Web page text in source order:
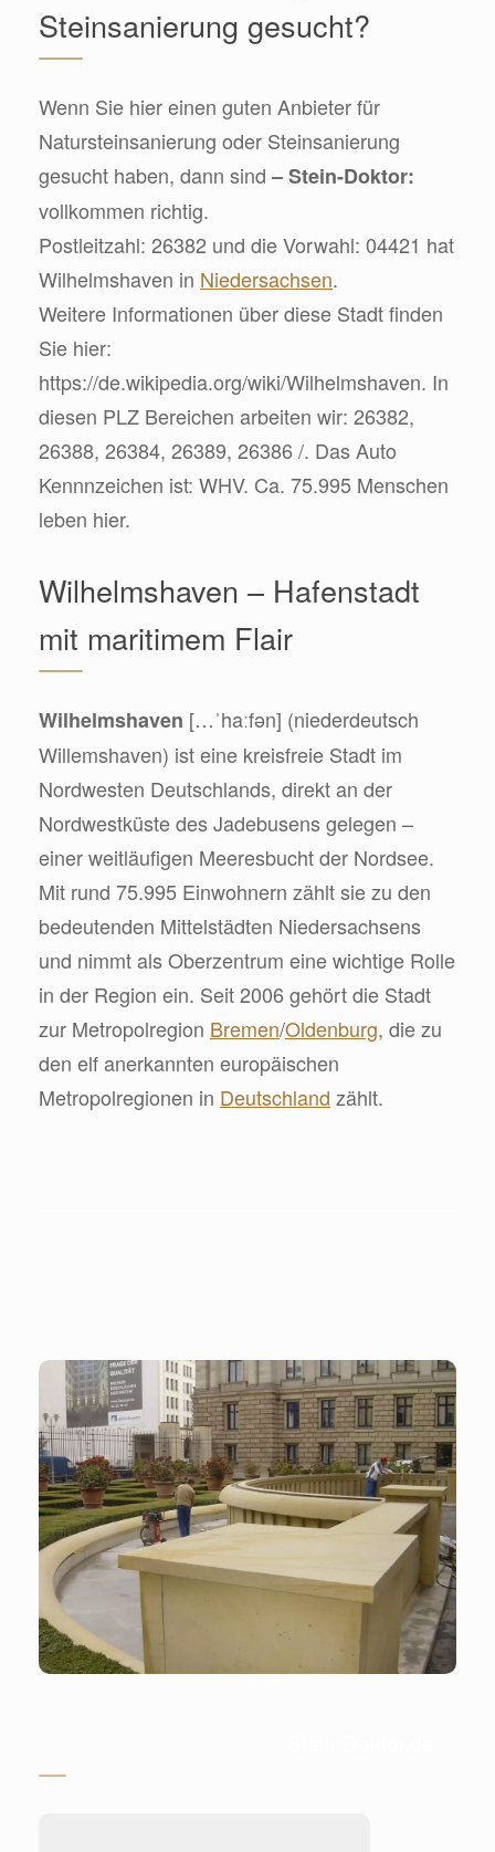
Steinsanierung gesucht?
Wenn Sie hier einen guten Anbieter für
Natursteinsanierung oder Steinsanierung
gesucht haben, dann sind– Stein-Doktor:
vollkommen richtig.
Postleitzahl: 26382 und die Vorwahl: 04421 hat
Wilhelmshaven in Niedersachsen.
Weitere Informationen über diese Stadt finden
Sie hier:
https://de.wikipedia.org/wiki/Wilhelmshaven. In
diesen PLZ Bereichen arbeiten wir: 26382,
26388, 26384, 26389, 26386 /. Das Auto
Kennnzeichen ist: WHV. Ca. 75.995 Menschen
leben hier.
Wilhelmshaven – Hafenstadt
mit maritimem Flair
Wilhelmshaven […ˈhaːfən] (niederdeutsch
Willemshaven) ist eine kreisfreie Stadt im
Nordwesten Deutschlands, direkt an der
Nordwestküste des Jadebusens gelegen –
einer weitläufigen Meeresbucht der Nordsee.
Mit rund 75.995 Einwohnern zählt sie zu den
bedeutenden Mittelstädten Niedersachsens
und nimmt als Oberzentrum eine wichtige Rolle
in der Region ein. Seit 2006 gehört die Stadt
zur Metropolregion Bremen/Oldenburg, die zu
den elf anerkannten europäischen
Metropolregionen in Deutschland zählt.